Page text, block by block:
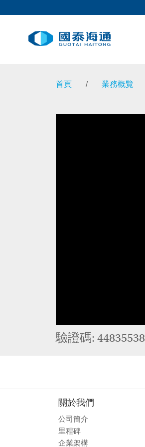
首頁 / 業務概覽
驗證碼: 44835538
關於我們
公司簡介
里程碑
企業架構